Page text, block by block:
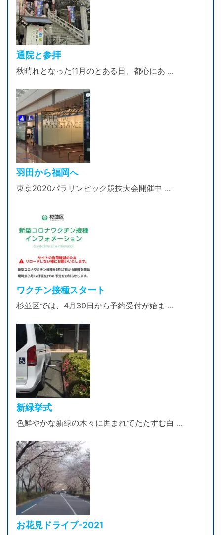
通院と参拝
秋晴れとなった11月のとある日、都心にあ ...
羽田から福岡へ
東京2020パラリンピック競技大会開催中 ...
ワクチン接種スタート
杉並区では、4月30日から予約受付が始ま ...
新緑挙式
色鮮やかな新緑の木々に囲まれてたたずむ白 ...
お花見ドライブ-2021